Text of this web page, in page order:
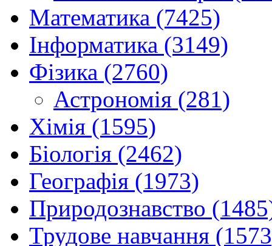
Математика (7425)
Інформатика (3149)
Фізика (2760)
Астрономія (281)
Хімія (1595)
Біологія (2462)
Географія (1973)
Природознавство
Трудове навчання